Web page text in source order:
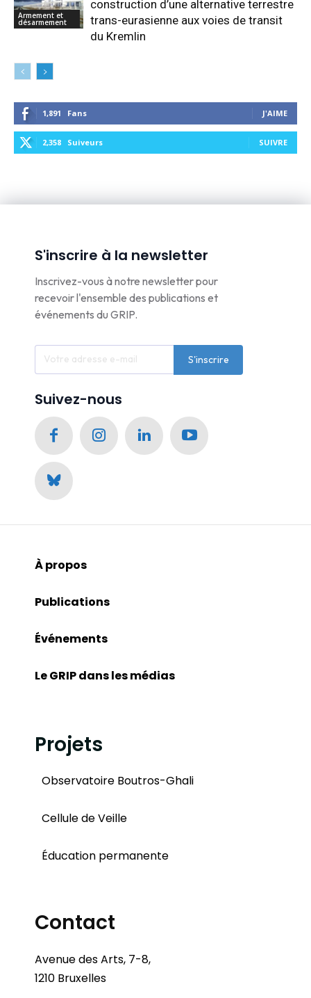
Armement et
désarmement
construction d’une alternative terrestre
trans-eurasienne aux voies de transit
du Kremlin
1,891 Fans J'AIME
2,358 Suiveurs SUIVRE
S'inscrire à la newsletter
Inscrivez-vous à notre newsletter pour
recevoir l'ensemble des publications et
événements du GRIP.
S'inscrire
Suivez-nous
À propos
Publications
Événements
Le GRIP dans les médias
Projets
Observatoire Boutros-Ghali
Cellule de Veille
Éducation permanente
Contact
Avenue des Arts, 7-8,
1210 Bruxelles